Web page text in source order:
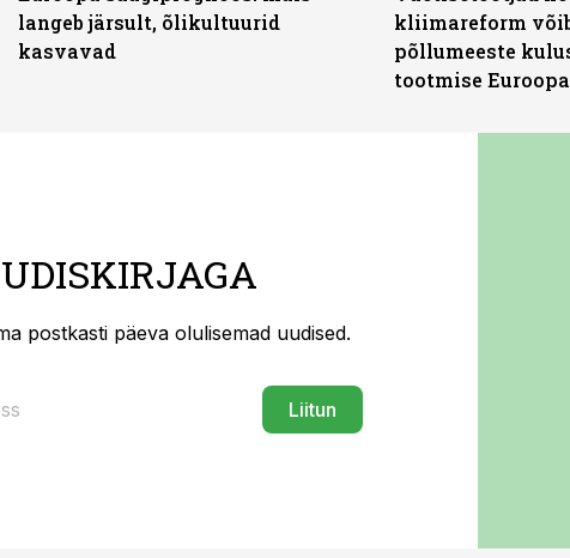
langeb järsult, õlikultuurid
kasvavad
kliimareform
põllumeeste
tootmise
postkasti päeva olulisemad uudised.
Liitun